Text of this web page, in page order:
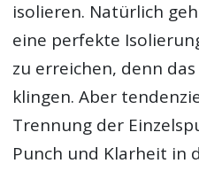
isolieren. Natürlich
eine perfekte
zu erreichen, denn
klingen. Aber
Trennung der
Punch und Klarheit in